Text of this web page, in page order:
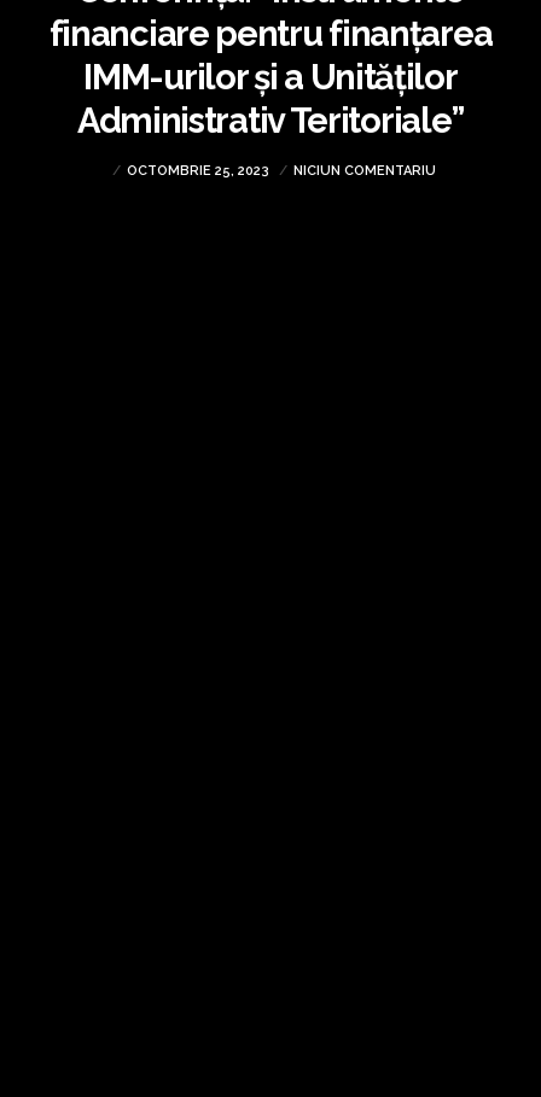
financiare pentru finanțarea
IMM-urilor și a Unităților
Administrativ Teritoriale”
OCTOMBRIE 25, 2023 NICIUN COMENTARIU